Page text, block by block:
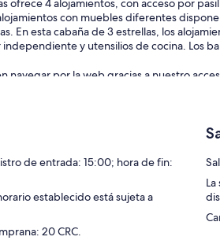
ofrece 4 alojamientos, con acceso por
con muebles diferentes
En esta cabaña de 3 estrellas, los
y utensilios de cocina. Los
navegar por la web gracias a nuestro
de entrada: 15:00; hora de fin:
establecido está sujeta a
20 CRC.